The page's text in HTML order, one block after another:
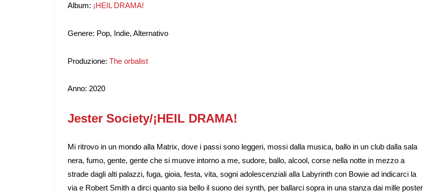
Album: ¡HEIL DRAMA!
Genere: Pop, Indie, Alternativo
Produzione: The orbalist
Anno: 2020
Jester Society/¡HEIL DRAMA!
Mi ritrovo in un mondo alla Matrix, dove i passi sono leggeri, mossi dalla musica, ballo in un club dalla sala
nera, fumo, gente, gente che si muove intorno a me, sudore, ballo, alcool, corse nella notte in mezzo a
strade dagli alti palazzi, fuga, gioia, festa, vita, sogni adolescenziali alla Labyrinth con Bowie ad indicarci la
via e Robert Smith a dirci quanto sia bello il suono dei synth, per ballarci sopra in una stanza dai mille poster